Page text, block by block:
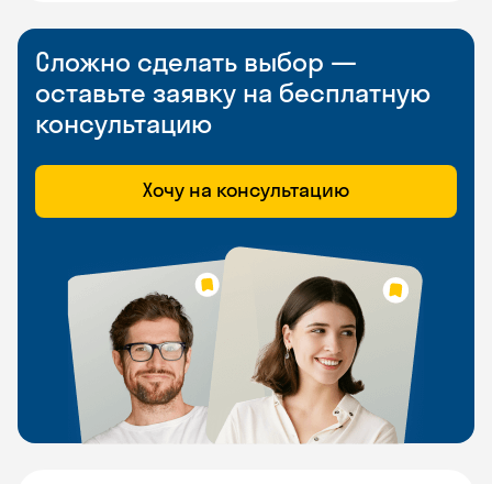
Сложно сделать выбор —
оставьте заявку на бесплатную
консультацию
Хочу на консультацию